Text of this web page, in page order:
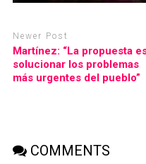
Newer Post
Martínez: “La propuesta
solucionar los problemas
más urgentes del pueblo”
COMMENTS